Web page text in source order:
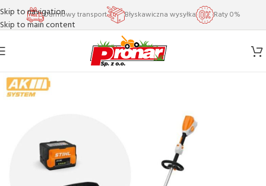
Skip to navigation
Skip to main content
Darmowy transport Błyskawiczna wysyłka Raty 0%